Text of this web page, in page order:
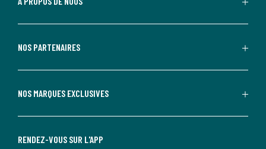
NOS PARTENAIRES
NOS MARQUES EXCLUSIVES
RENDEZ-VOUS SUR L'APP